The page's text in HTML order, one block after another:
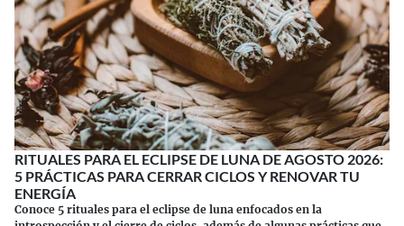
RITUALES PARA EL ECLIPSE DE LUNA DE AGOSTO 2026:
5 PRÁCTICAS PARA CERRAR CICLOS Y RENOVAR TU
ENERGÍA
Conoce 5 rituales para el eclipse de luna enfocados en la